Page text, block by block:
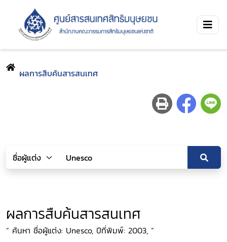
ผลการสืบค้นสารสนเทศ
ผลการสืบค้นสารสนเทศ
“ ค้นหา ชื่อผู้แต่ง: Unesco, ปีที่พิมพ์: 2003, ”